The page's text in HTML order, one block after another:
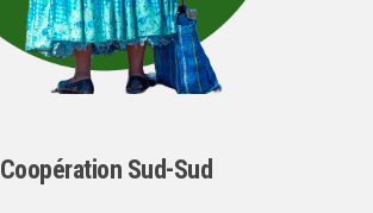
Coopération Sud-Sud